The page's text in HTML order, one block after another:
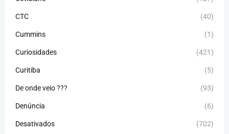
CTC (40)
Cummins (1)
Curiosidades (421)
Curitiba (5)
De onde veio ??? (93)
Denúncia (6)
Desativados (702)